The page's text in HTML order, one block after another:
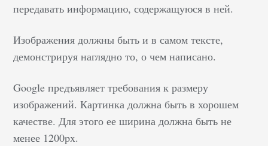
представьте
многоярусную
библиотеку со
на торцевую
сторону которых
приклеены яркие
передавать информацию, содержащуюся в ней.
Изображения должны быть и в самом тексте,
демонстрируя наглядно то, о чем написано.
Google предъявляет требования к размеру
изображений. Картинка должна быть в хорошем
качестве. Для этого ее ширина должна быть не
менее 1200px.